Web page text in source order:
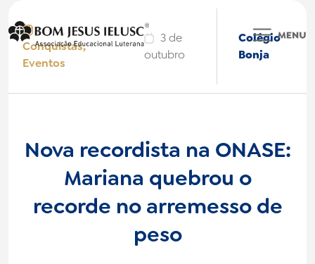
BONJA International
Faculdade IELUSC
Conquistas,
Eventos
3 de
outubro
Colégio
Bonja
Nova recordista na ONASE:
Mariana quebrou o
recorde no arremesso de
peso